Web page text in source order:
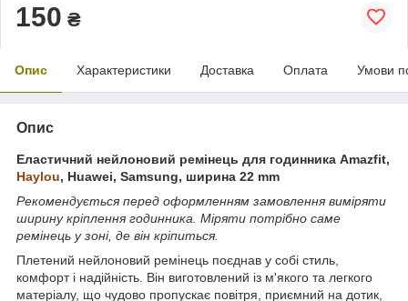
150 ₴
Опис Характеристики Доставка Оплата Умови
Опис
Еластичний нейлоновий ремінець для годинника Amazfit,
Haylou, Huawei, Samsung, ширина 22 mm
Рекомендується перед оформленням замовлення виміряти
ширину кріплення годинника. Міряти потрібно саме
ремінець у зоні, де він кріпиться.
Плетений нейлоновий ремінець поєднав у собі стиль,
комфорт і надійність. Він виготовлений із м'якого та легкого
матеріалу, що чудово пропускає повітря, приємний на дотик,